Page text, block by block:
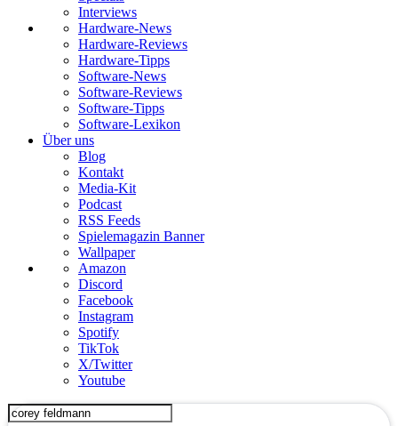
Interviews
Hardware-News
Hardware-Reviews
Hardware-Tipps
Software-News
Software-Reviews
Software-Tipps
Software-Lexikon
Über uns
Blog
Kontakt
Media-Kit
Podcast
RSS Feeds
Spielemagazin Banner
Wallpaper
Amazon
Discord
Facebook
Instagram
Spotify
TikTok
X/Twitter
Youtube